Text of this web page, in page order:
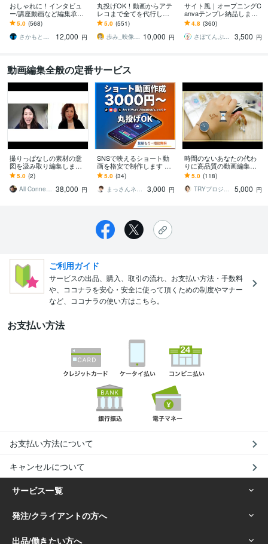
おしゃれに！インタビュ
ー/講座動画など編集承り
ます PR動画/YouTube等も
おしゃれに編集させて頂
きます！
5.0 (568)
さかもと＠動画クリエイター
12,000 円
丸投げOK！動画からアテ
レコまで全てを代行しま
す 日経トレンディ掲載さ
れました！某保険会社・
音楽制作会社実績有
5.0 (551)
歩み_映像クリエイター 10,000 円
サイト風｜オープニングC
anvaテンプレ納品します
＼販売実績1000件以上！
Canva無料でスマホでOK
／
4.8 (360)
さぼてんぷれーと｜結婚式を、もっと楽しく
3,500 円
動画編集全般の定番サービス
撮りっぱなしの素材の意
図を汲み取り編集します
企画構成のアドバイス、
提案もいたします
5.0 (2)
All Connected 吉田稔 38,000 円
SNSで映えるショート動
画を格安で制作します 最
後まで見たくなるショー
ト動画作成します。
5.0 (34)
まっさんネット
3,000 円
時間のないあなたの代わ
りに高品質の動画編集し
ます 【制作実績700本
超!】顔が見える・人柄が
分かる編集者です。
5.0 (118)
TRYプロジェクト
5,000 円
ご利用ガイド
サービスの出品、購入、取引の流れ、お支払い方法・手数料
や、ココナラを安心・安全に使って頂くための制度やマナー
など、ココナラの使い方はこちら。
お支払い方法
お支払い方法について
キャンセルについて